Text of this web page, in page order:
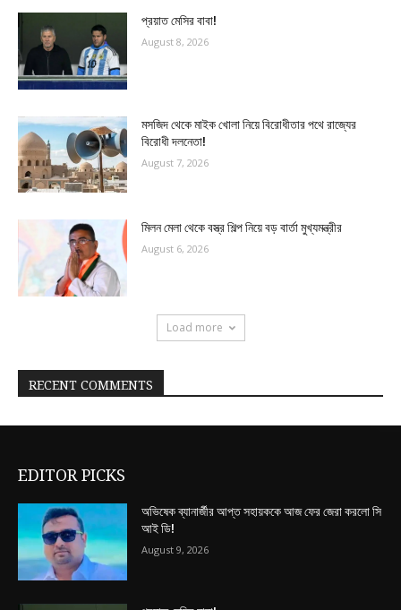
প্রয়াত মেসির বাবা!
August 8, 2026
মসজিদ থেকে মাইক খোলা নিয়ে বিরোধীতার পথে রাজ্যের
বিরোধী দলনেতা!
August 7, 2026
মিলন মেলা থেকে বস্ত্র শিল্প নিয়ে বড় বার্তা মুখ্যমন্ত্রীর
August 6, 2026
Load more
RECENT COMMENTS
EDITOR PICKS
অভিষেক ব্যানার্জীর আপ্ত সহায়ককে আজ ফের জেরা করলো সি
আই ডি!
August 9, 2026